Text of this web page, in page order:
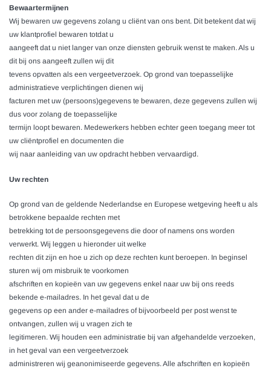
Bewaartermijnen
Wij bewaren uw gegevens zolang u cliënt van ons bent. Dit betekent dat wij
uw klantprofiel bewaren totdat u
aangeeft dat u niet langer van onze diensten gebruik wenst te maken. Als u
dit bij ons aangeeft zullen wij dit
tevens opvatten als een vergeetverzoek. Op grond van toepasselijke
administratieve verplichtingen dienen wij
facturen met uw (persoons)gegevens te bewaren, deze gegevens zullen wij
dus voor zolang de toepasselijke
termijn loopt bewaren. Medewerkers hebben echter geen toegang meer tot
uw cliëntprofiel en documenten die
wij naar aanleiding van uw opdracht hebben vervaardigd.
Uw rechten
Op grond van de geldende Nederlandse en Europese wetgeving heeft u als
betrokkene bepaalde rechten met
betrekking tot de persoonsgegevens die door of namens ons worden
verwerkt. Wij leggen u hieronder uit welke
rechten dit zijn en hoe u zich op deze rechten kunt beroepen. In beginsel
sturen wij om misbruik te voorkomen
afschriften en kopieën van uw gegevens enkel naar uw bij ons reeds
bekende e-mailadres. In het geval dat u de
gegevens op een ander e-mailadres of bijvoorbeeld per post wenst te
ontvangen, zullen wij u vragen zich te
legitimeren. Wij houden een administratie bij van afgehandelde verzoeken,
in het geval van een vergeetverzoek
administreren wij geanonimiseerde gegevens. Alle afschriften en kopieën